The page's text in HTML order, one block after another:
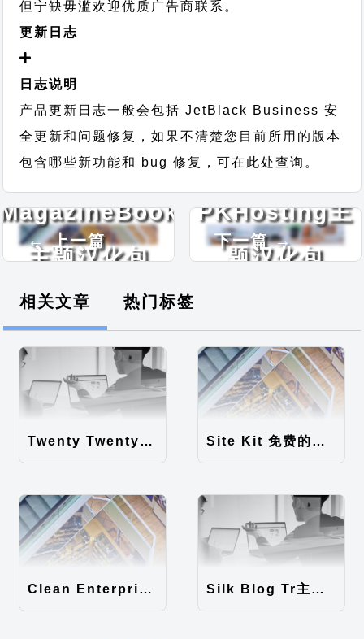
但宁缺毋滥欢迎优质广告商联系。
更新日志
日志说明
产品更新日志一般会包括 JetBlack Business 安
全更新和问题修复，如果不清楚您目前所用的版本
包含哪些新功能和 bug 修复，可在此处查询。
← 上一篇
主题汉化包
下一篇 →
PKHosting主
题汉化包
相关文章 热门标签
Twenty Twenty-Five 免费的WordPress内容主题 Site Kit 免费的WordPress数据统计插件
Clean Enterprise主题汉化包 Silk Blog Tr主题汉化包